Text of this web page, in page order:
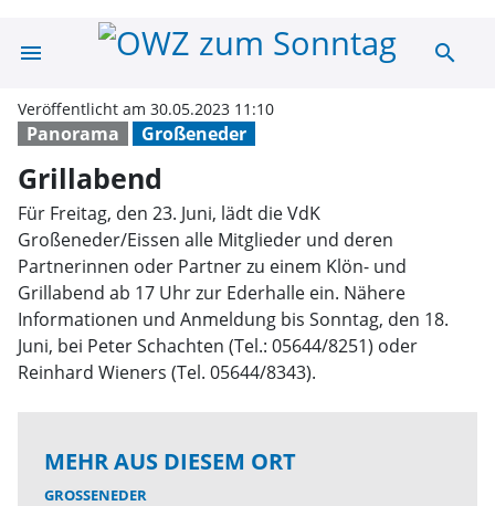
menu Grillabend |search
Panorama Großeneder
Veröffentlicht am 30.05.2023 11:10
Grillabend
Für Freitag, den 23. Juni, lädt die VdK
Großeneder/Eissen alle Mitglieder und deren
Partnerinnen oder Partner zu einem Klön- und
Grillabend ab 17 Uhr zur Ederhalle ein. Nähere
Informationen und Anmeldung bis Sonntag, den 18.
Juni, bei Peter Schachten (Tel.: 05644/8251) oder
Reinhard Wieners (Tel. 05644/8343).
MEHR AUS DIESEM ORT
GROSSENEDER